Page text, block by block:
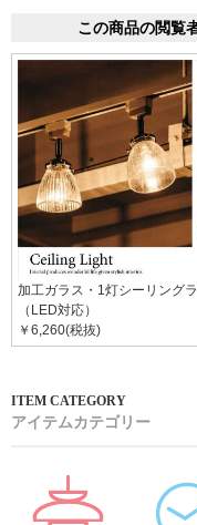
この商品の閲覧
加工ガラス・1灯シーリング
（LED対応）
￥6,260(税抜)
アイテムカテゴリー